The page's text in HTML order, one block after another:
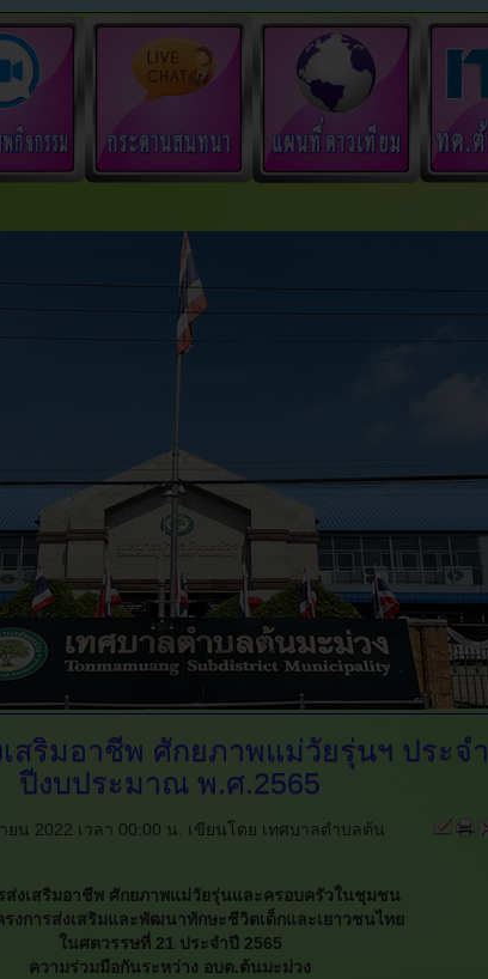
สริมอาชีพ ศักยภาพแม่วัยรุ่นฯ ประจำ
ปีงบประมาณ พ.ศ.2565
น 2022 เวลา 00:00 น. เขียนโดย เทศบาลตำบลต้น
ส่งเสริมอาชีพ ศักยภาพแม่วัยรุ่นและครอบครัวในชุมชน
รงการส่งเสริมและพัฒนาทักษะชีวิตเด็กและเยาวชนไทย
ในศตวรรษที่ 21 ประจําปี 2565
ความร่วมมือกันระหว่าง อบต.ต้นมะม่วง